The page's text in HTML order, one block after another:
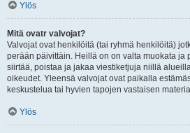
Ylös
Mitä ovatr valvojat?
Valvojat ovat henkilöitä (tai ryhmä henkilöitä)
perään päivittäin. Heillä on on valta muokata ja
siirtää, poistaa ja jakaa viestiketjuja niillä
oikeudet. Yleensä valvojat ovat paikalla
keskustelua tai hyvien tapojen vastaisen
Ylös